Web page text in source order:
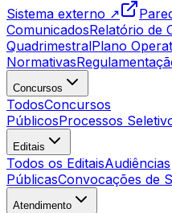
Sistema externo ↗
ComunicadosRelatório de
QuadrimestralPlano
Normativas
Concursos
TodosConcursos
PúblicosProcessos
Editais
Todos os EditaisAudiências
PúblicasConvocações de
Atendimento